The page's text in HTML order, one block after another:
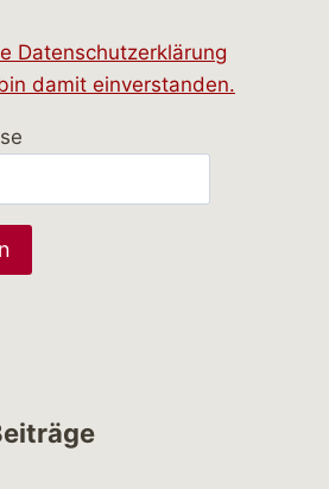
Datenschutzerklärung
damit einverstanden.